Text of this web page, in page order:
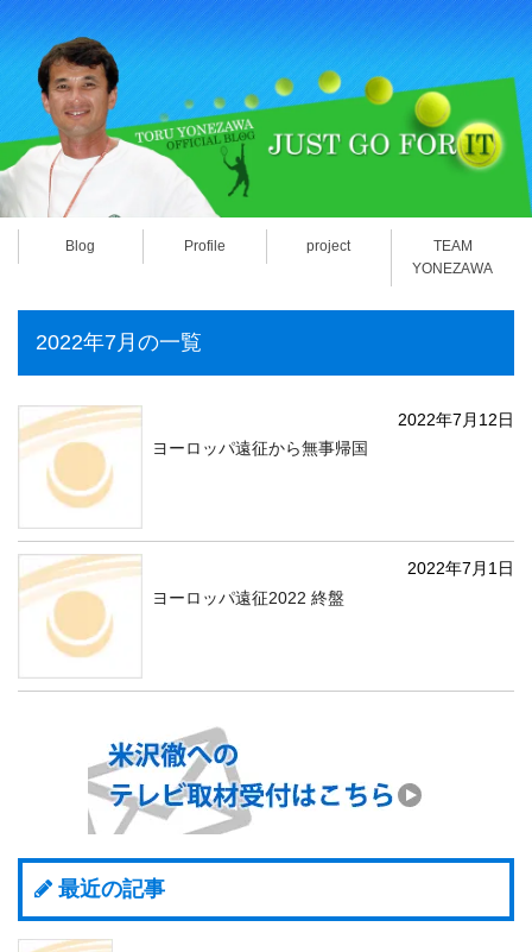
Blog Profile project
TEAM
YONEZAWA
2022年7月の一覧
2022年7月12日
ヨーロッパ遠征から無事帰国
2022年7月1日
ヨーロッパ遠征2022 終盤
最近の記事